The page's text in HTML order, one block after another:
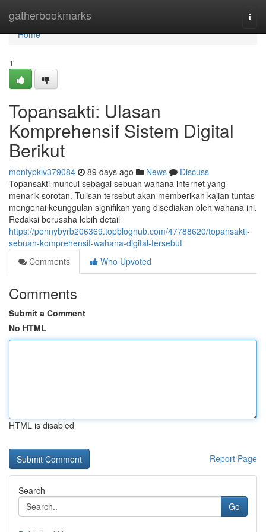
gatherbookmarks
Home
Home
1
Topansakti: Ulasan
Komprehensif Sistem Digital
Berikut
montypklv379084 89 days ago News
Discuss
Topansakti muncul sebagai sebuah wahana internet yang
menarik sorotan. Tulisan tersebut akan memberikan kajian tuntas
mengenai keunggulan signifikan yang disediakan oleh wahana ini.
Redaksi berusaha lebih detail
https://pennybyrb206369.topbloghub.com/47788620/topansakti-
sebuah-komprehensif-wahana-digital-tersebut
Comments
Who Upvoted
Comments
Submit a Comment
No HTML
HTML is disabled
Report Page
Search
Go